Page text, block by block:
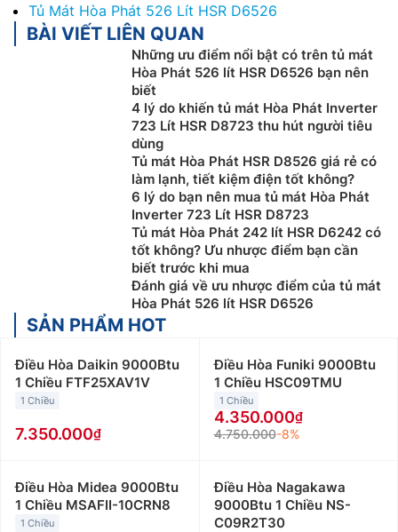
Tủ Mát Hòa Phát 526 Lít HSR D6526
BÀI VIẾT LIÊN QUAN
Những ưu điểm nổi bật có trên tủ mát
Hòa Phát 526 lít HSR D6526 bạn nên
biết
4 lý do khiến tủ mát Hòa Phát Inverter
723 Lít HSR D8723 thu hút người tiêu
dùng
Tủ mát Hòa Phát HSR D8526 giá rẻ có
làm lạnh, tiết kiệm điện tốt không?
6 lý do bạn nên mua tủ mát Hòa Phát
Inverter 723 Lít HSR D8723
Tủ mát Hòa Phát 242 lít HSR D6242 có
tốt không? Ưu nhược điểm bạn cần
biết trước khi mua
Đánh giá về ưu nhược điểm của tủ mát
Hòa Phát 526 lít HSR D6526
SẢN PHẨM HOT
Điều Hòa Daikin 9000Btu
1 Chiều FTF25XAV1V
1 Chiều
7.350.000
Điều Hòa Funiki 9000Btu
1 Chiều HSC09TMU
1 Chiều
4.350.000
4.750.000-8%
Điều Hòa Midea 9000Btu
1 Chiều MSAFII-10CRN8
1 Chiều
Điều Hòa Nagakawa
9000Btu 1 Chiều NS-
C09R2T30